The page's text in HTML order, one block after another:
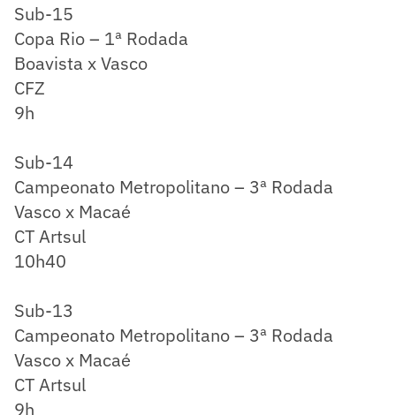
Sub-15
Copa Rio – 1ª Rodada
Boavista x Vasco
CFZ
9h
Sub-14
Campeonato Metropolitano – 3ª Rodada
Vasco x Macaé
CT Artsul
10h40
Sub-13
Campeonato Metropolitano – 3ª Rodada
Vasco x Macaé
CT Artsul
9h